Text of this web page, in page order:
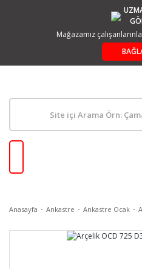
Mağazamız
Anasayfa Ankastre Ankastre Ocak